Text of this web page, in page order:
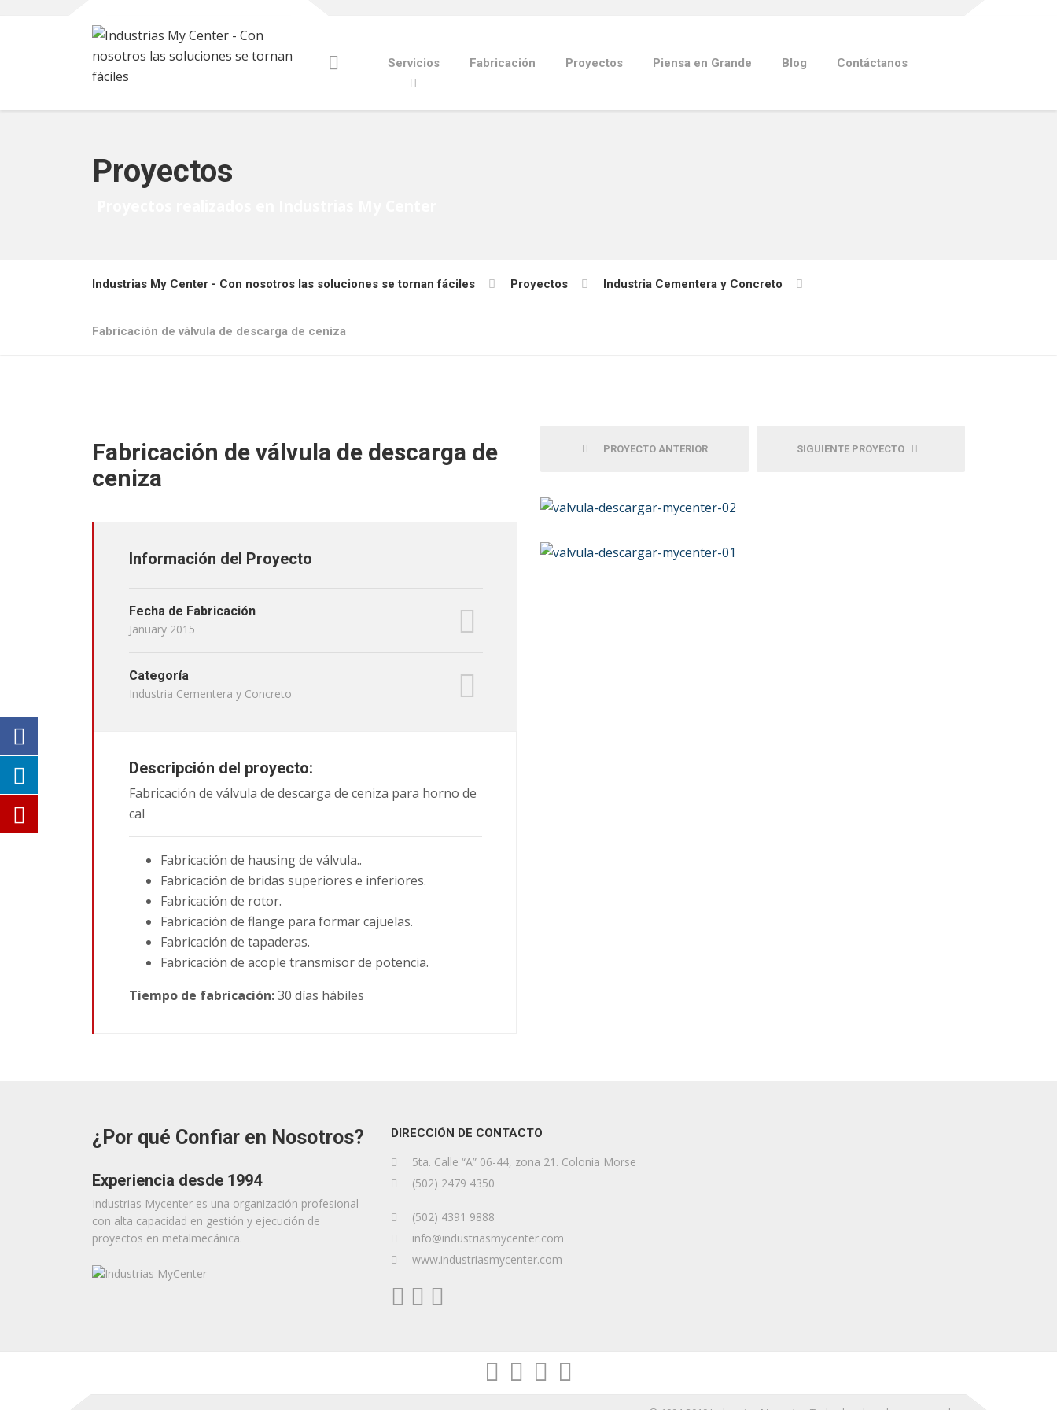
Servicios Fabricación Proyectos Piensa en Grande Blog Contáctanos
Proyectos
Industrias My Center - Con nosotros las soluciones se tornan fáciles Proyectos Industria Cementera y Concreto
Fabricación de válvula de descarga de ceniza
Fabricación de válvula de descarga de
ceniza
Información del Proyecto
Fecha de Fabricación
January 2015
Categoría
Industria Cementera y Concreto
Descripción del proyecto:
Fabricación de válvula de descarga de ceniza para horno de
cal
Fabricación de hausing de válvula..
Fabricación de bridas superiores e inferiores.
Fabricación de rotor.
Fabricación de flange para formar cajuelas.
Fabricación de tapaderas.
Fabricación de acople transmisor de potencia.
Tiempo de fabricación:30 días hábiles
PROYECTO ANTERIOR SIGUIENTE PROYECTO
¿Por qué Confiar en Nosotros?
Experiencia desde 1994
Industrias Mycenter es una organización profesional
con alta capacidad en gestión y ejecución de
proyectos en metalmecánica.
DIRECCIÓN DE CONTACTO
5ta. Calle “A” 06-44, zona 21. Colonia Morse
(502) 2479 4350
(502) 4391 9888
info@industriasmycenter.com
www.industriasmycenter.com